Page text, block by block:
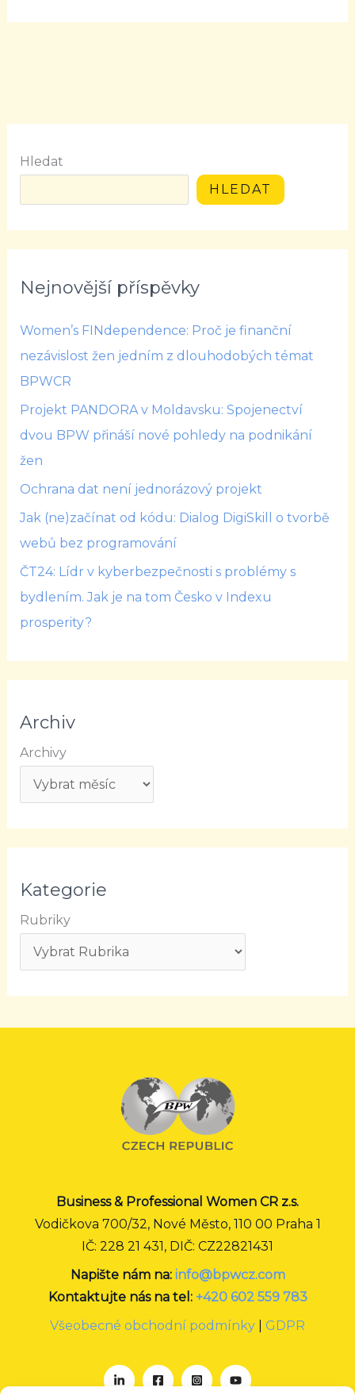
Hledat
HLEDAT
Nejnovější příspěvky
Women’s FINdependence: Proč je finanční
nezávislost žen jedním z dlouhodobých témat
BPWCR
Projekt PANDORA v Moldavsku: Spojenectví
dvou BPW přináší nové pohledy na podnikání
žen
Ochrana dat není jednorázový projekt
Jak (ne)začínat od kódu: Dialog DigiSkill o tvorbě
webů bez programování
ČT24: Lídr v kyberbezpečnosti s problémy s
bydlením. Jak je na tom Česko v Indexu
prosperity?
Archiv
Archivy
Kategorie
Rubriky
Business & Professional Women CR z.s.
Vodičkova 700/32, Nové Město, 110 00 Praha 1
IČ: 228 21 431, DIČ: CZ22821431
Napište nám na: info@bpwcz.com
Kontaktujte nás na tel: +420 602 559 783
Všeobecné obchodní podmínky
GDPR